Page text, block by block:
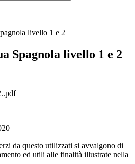
livello 1 e 2
Spagnola livello 1 e 2
da questo utilizzati si avvalgono di
ed utili alle finalità illustrate nella